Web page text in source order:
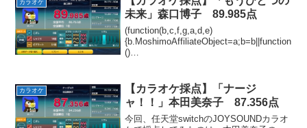
カラオケ
未来」森口博子 89.985点
(function(b,c,f,g,a,d,e)
{b.MoshimoAffiliateObject=a;b=b||function
()
カラオケ
【カラオケ採点】「ナージ
ャ！！」本田美奈子 87.356点
今回、任天堂switchのJOYSOUNDカラオ